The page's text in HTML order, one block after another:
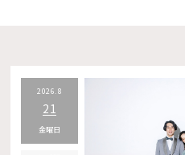
2026.8
21
金曜日